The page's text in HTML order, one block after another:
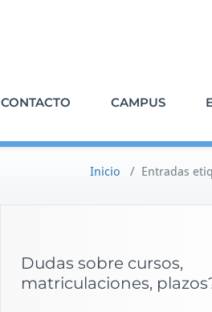
CONTACTO CAMPUS
Inicio / Entradas
Dudas sobre cursos,
matriculaciones,